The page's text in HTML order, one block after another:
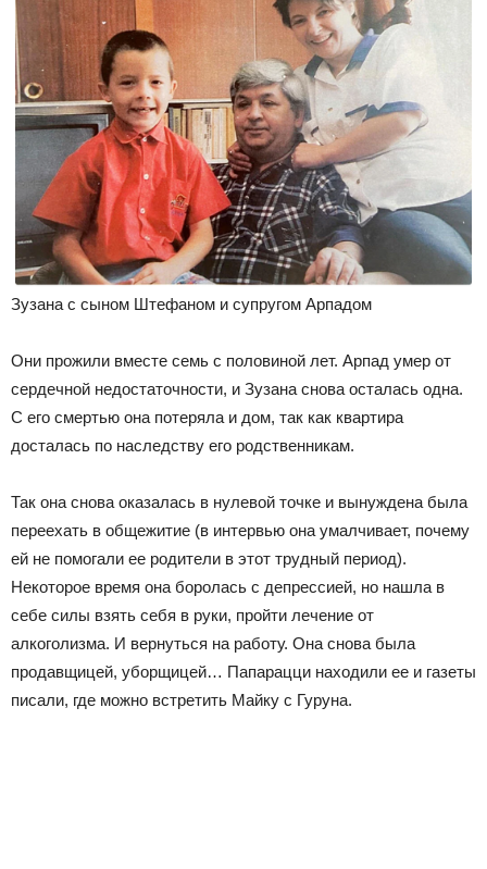
Зузана с сыном Штефаном и супругом Арпадом
Они прожили вместе семь с половиной лет. Арпад умер от
сердечной недостаточности, и Зузана снова осталась одна.
С его смертью она потеряла и дом, так как квартира
досталась по наследству его родственникам.
Так она снова оказалась в нулевой точке и вынуждена была
переехать в общежитие (в интервью она умалчивает, почему
ей не помогали ее родители в этот трудный период).
Некоторое время она боролась с депрессией, но нашла в
себе силы взять себя в руки, пройти лечение от
алкоголизма. И вернуться на работу. Она снова была
продавщицей, уборщицей… Папарацци находили ее и газеты
писали, где можно встретить Майку с Гуруна.